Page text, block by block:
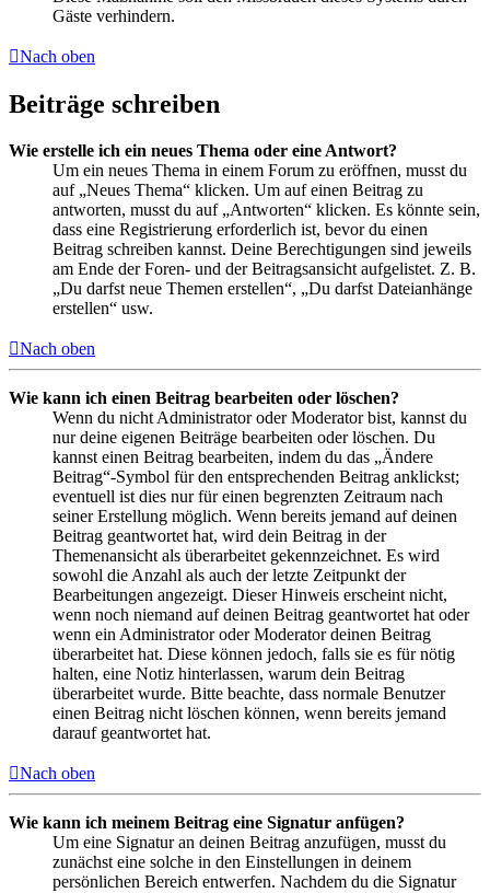
Gäste verhindern.
Nach oben
Beiträge schreiben
Wie erstelle ich ein neues Thema oder eine Antwort?
Um ein neues Thema in einem Forum zu eröffnen, musst du
auf „Neues Thema“ klicken. Um auf einen Beitrag zu
antworten, musst du auf „Antworten“ klicken. Es könnte sein,
dass eine Registrierung erforderlich ist, bevor du einen
Beitrag schreiben kannst. Deine Berechtigungen sind jeweils
am Ende der Foren- und der Beitragsansicht aufgelistet. Z. B.
„Du darfst neue Themen erstellen“, „Du darfst Dateianhänge
erstellen“ usw.
Nach oben
Wie kann ich einen Beitrag bearbeiten oder löschen?
Wenn du nicht Administrator oder Moderator bist, kannst du
nur deine eigenen Beiträge bearbeiten oder löschen. Du
kannst einen Beitrag bearbeiten, indem du das „Ändere
Beitrag“-Symbol für den entsprechenden Beitrag anklickst;
eventuell ist dies nur für einen begrenzten Zeitraum nach
seiner Erstellung möglich. Wenn bereits jemand auf deinen
Beitrag geantwortet hat, wird dein Beitrag in der
Themenansicht als überarbeitet gekennzeichnet. Es wird
sowohl die Anzahl als auch der letzte Zeitpunkt der
Bearbeitungen angezeigt. Dieser Hinweis erscheint nicht,
wenn noch niemand auf deinen Beitrag geantwortet hat oder
wenn ein Administrator oder Moderator deinen Beitrag
überarbeitet hat. Diese können jedoch, falls sie es für nötig
halten, eine Notiz hinterlassen, warum dein Beitrag
überarbeitet wurde. Bitte beachte, dass normale Benutzer
einen Beitrag nicht löschen können, wenn bereits jemand
darauf geantwortet hat.
Nach oben
Wie kann ich meinem Beitrag eine Signatur anfügen?
Um eine Signatur an deinen Beitrag anzufügen, musst du
zunächst eine solche in den Einstellungen in deinem
persönlichen Bereich entwerfen. Nachdem du die Signatur